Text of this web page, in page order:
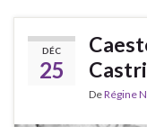
DÉC
25
DeRégine